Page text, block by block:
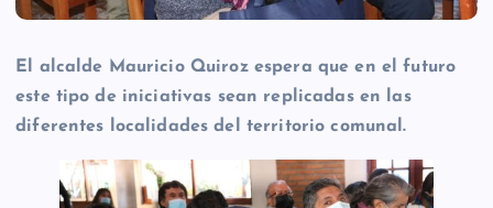
El alcalde Mauricio Quiroz espera que en el futuro
este tipo de iniciativas sean replicadas en las
diferentes localidades del territorio comunal.